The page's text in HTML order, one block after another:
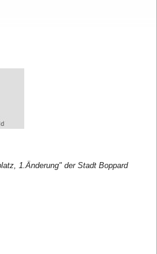
1.Änderung" der Stadt Boppard